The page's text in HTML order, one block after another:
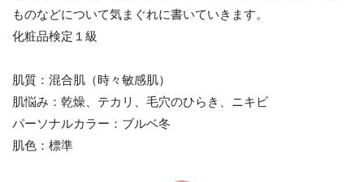
ものなどについて気まぐれに書いていきます。
化粧品検定１級
肌質：混合肌（時々敏感肌）
肌悩み：乾燥、テカリ、毛穴のひらき、ニキビ
パーソナルカラー：ブルベ冬
肌色：標準